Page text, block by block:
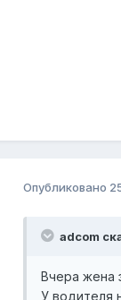
Опубликовано
adcom
Вчера жена
У водителя